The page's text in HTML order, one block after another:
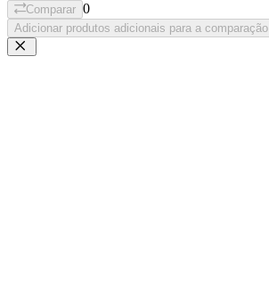
Comparar 0
Adicionar produtos adicionais para a comparação